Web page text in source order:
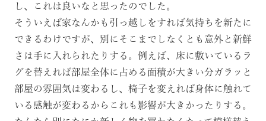
し、これは良いなと思ったのでした。
そういえば家なんかも引っ越しをすれば気持ちを新たに
できるわけですが、別にそこまでしなくとも意外と新鮮
さは手に入れられたりする。例えば、床に敷いているラ
グを替えれば部屋全体に占める面積が大きい分ガラッと
部屋の雰囲気は変わるし、椅子を変えれば身体に触れて
いる感触が変わるからこれも影響が大きかったりする。